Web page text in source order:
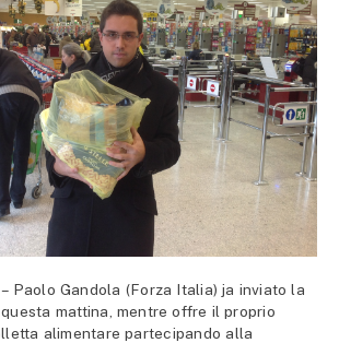
Paolo Gandola (Forza Italia) ja inviato la
mattina, mentre offre il proprio
alimentare partecipando alla